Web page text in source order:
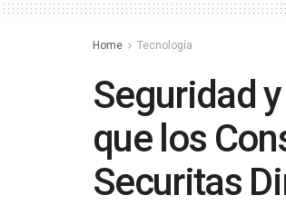
Home Tecnología
Seguridad
que los
Securitas